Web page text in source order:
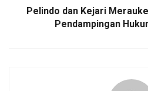
Pelindo dan Kejari
Pendampingan